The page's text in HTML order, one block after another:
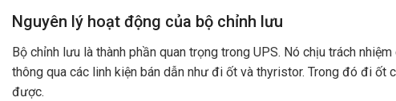
Nguyên lý hoạt động của bộ chỉnh lưu
Bộ chỉnh lưu là thành phần quan trọng trong UPS. Nó chịu trách
thông qua các linh kiện bán dẫn như đi ốt và thyristor. Trong đó đi
được.